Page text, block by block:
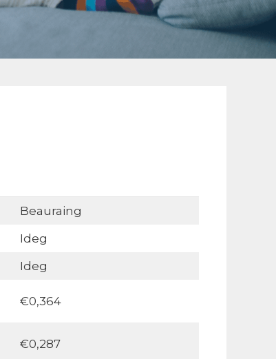
Beauraing
Ideg
Ideg
€0,364
€0,287